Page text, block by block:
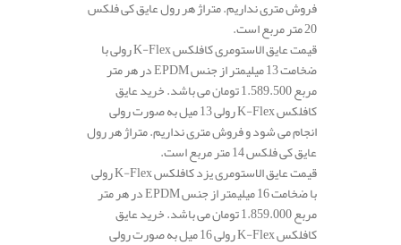
فروش متری نداریم. متراژ هر رول عایق کی فلکس
20 متر مربع است.
قیمت عایق الاستومری کافلکس K-Flex رولی با
ضخامت 13 میلیمتر از جنس EPDM در هر متر
مربع 1.589.500 تومان می باشد. خرید عایق
کافلکس K-Flex رولی 13 میل به صورت رولی
انجام می شود و فروش متری نداریم. متراژ هر رول
عایق کی فلکس 14 متر مربع است.
قیمت عایق الاستومری یزد کافلکس K-Flex رولی
با ضخامت 16 میلیمتر از جنس EPDM در هر متر
مربع 1.859.000 تومان می باشد. خرید عایق
کافلکس K-Flex رولی 16 میل به صورت رولی